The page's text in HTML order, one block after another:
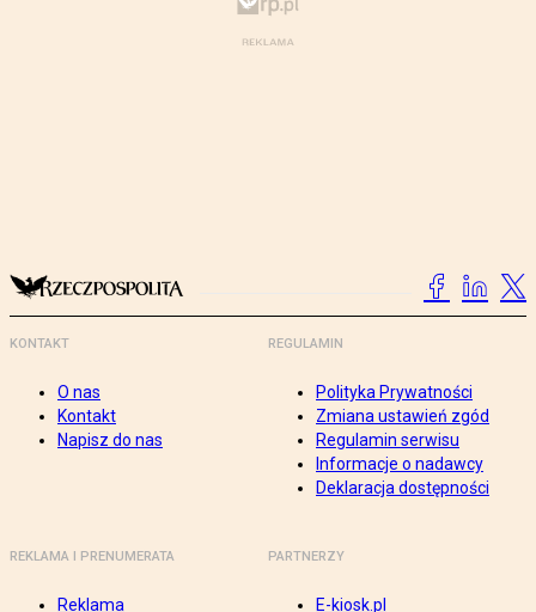
KONTAKT
O nas
Kontakt
Napisz do nas
REGULAMIN
Polityka Prywatności
Zmiana ustawień zgód
Regulamin serwisu
Informacje o nadawcy
Deklaracja dostępności
REKLAMA I PRENUMERATA
Reklama
PARTNERZY
E-kiosk.pl